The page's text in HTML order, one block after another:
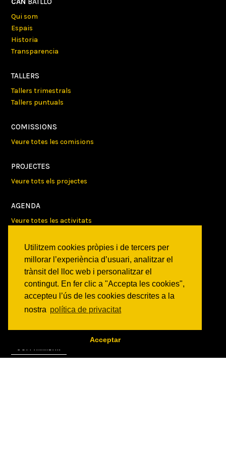
Utilitzem cookies pròpies i de tercers per
millorar l’experiència d’usuari, analitzar el
trànsit del lloc web i personalitzar el
contingut. En fer clic a "Accepta les cookies",
accepteu l’ús de les cookies descrites a la
nostra política de privacitat
Acceptar
Qui som
Espais
Historia
Transparencia
TALLERS
Tallers trimestrals
Tallers puntuals
COMISSIONS
Veure totes les comisions
PROJECTES
Veure tots els projectes
AGENDA
Veure totes les activitats
NOTICIES
Activitats
Comunicats
Victories
ON SOM?
COM ARRIBAR